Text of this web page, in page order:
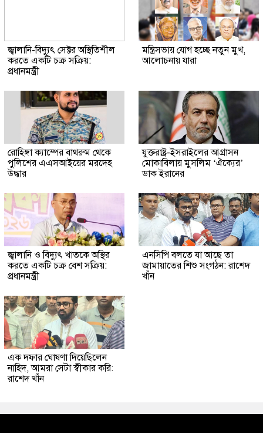
জ্বালানি-বিদ্যুৎ সেক্টর অস্থিতিশীল
করতে একটি চক্র সক্রিয়:
প্রধানমন্ত্রী
মন্ত্রিসভায় যোগ হচ্ছে নতুন মুখ,
আলোচনায় যারা
রোহিঙ্গা ক্যাম্পের বাথরুম থেকে
পুলিশের এএসআইয়ের মরদেহ
উদ্ধার
যুক্তরাষ্ট্র-ইসরাইলের আগ্রাসন
মোকাবিলায় মুসলিম ‘ঐক্যের’
ডাক ইরানের
জ্বালানি ও বিদ্যুৎ খাতকে অস্থির
করতে একটি চক্র বেশ সক্রিয়:
প্রধানমন্ত্রী
এনসিপি বলতে যা আছে তা
জামায়াতের শিশু সংগঠন: রাশেদ
খাঁন
এক দফার ঘোষণা দিয়েছিলেন
নাহিদ, আমরা সেটা স্বীকার করি:
রাশেদ খাঁন